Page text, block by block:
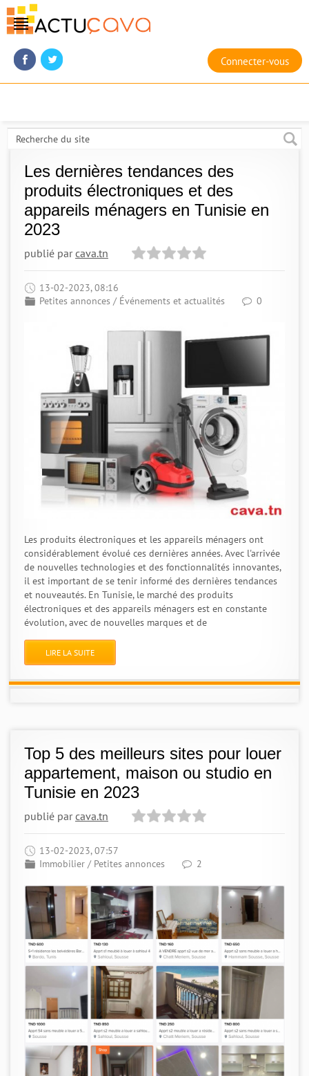
Connecter-vous
Les dernières tendances des
produits électroniques et des
appareils ménagers en Tunisie en
2023
publié parcava.tn
13-02-2023, 08:16
Petites annonces / Événements et actualités 0
Les produits électroniques et les appareils ménagers ont
considérablement évolué ces dernières années. Avec l'arrivée
de nouvelles technologies et des fonctionnalités innovantes,
il est important de se tenir informé des dernières tendances
et nouveautés. En Tunisie, le marché des produits
électroniques et des appareils ménagers est en constante
évolution, avec de nouvelles marques et de
LIRE LA SUITE
Top 5 des meilleurs sites pour louer
appartement, maison ou studio en
Tunisie en 2023
publié parcava.tn
13-02-2023, 07:57
Immobilier / Petites annonces 2